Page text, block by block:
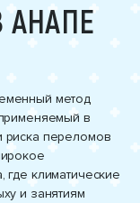
метод
в
риска переломов
где климатические
и занятиям